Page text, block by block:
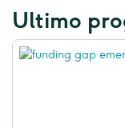
Ultimo